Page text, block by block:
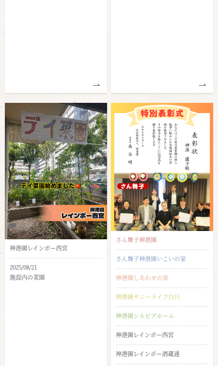
神港園レインボー西宮
2025/08/21
施設内の菜園
さん舞子神港園
さん舞子神港園いこいの家
神港園しあわせの家
神港園サニーライフ白川
神港園シルビアホーム
神港園レインボー西宮
神港園レインボー酒蔵通